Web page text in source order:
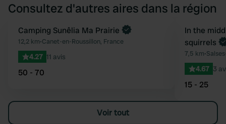
Consultez d'autres aires dans la région
Préféré
Reserve maintenant
Camping Sunêlia Ma Prairie
12,2 km•Canet-en-Roussillon, France
4.27 11 avis
50 - 70
Reserve
In the
squirrels
7,5 km•
4.67 3
15 - 25
Voir tout